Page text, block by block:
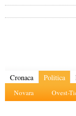
Cronaca Politica
Novara Ovest-